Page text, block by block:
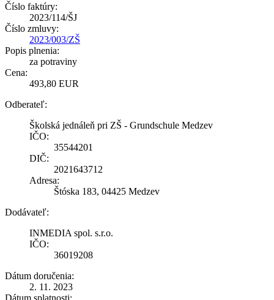
Číslo faktúry:
2023/114/ŠJ
Číslo zmluvy:
2023/003/ZŠ
Popis plnenia:
za potraviny
Cena:
493,80 EUR
Odberateľ:
Školská jednáleň pri ZŠ - Grundschule Medzev
IČO:
35544201
DIČ:
2021643712
Adresa:
Štóska 183, 04425 Medzev
Dodávateľ:
INMEDIA spol. s.r.o.
IČO:
36019208
Dátum doručenia:
2. 11. 2023
Dátum splatnosti: